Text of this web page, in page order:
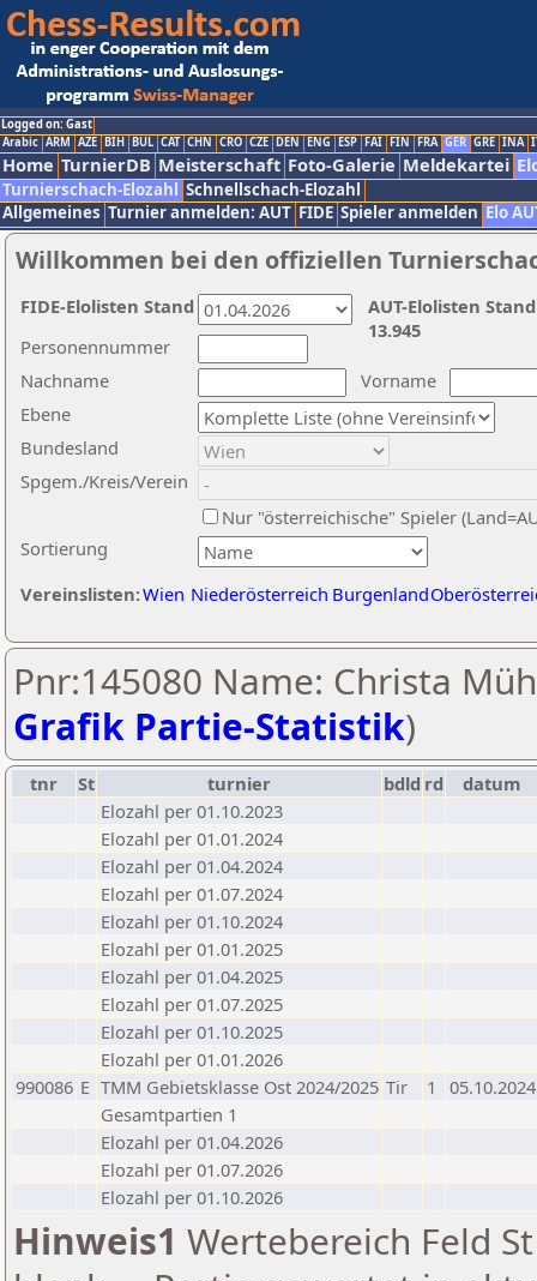
Logged on: Gast
Arabic ARM AZE BIH BUL CAT CHN CRO CZE DEN ENG ESP FAI FIN FRA GER GRE INA
Home TurnierDB Meisterschaft Foto-Galerie Meldekartei
Turnierschach-Elozahl Schnellschach-Elozahl
Allgemeines Turnier anmelden: AUT FIDE Spieler anmelden Elo
Willkommen bei den offiziellen
Nachname
Vorname
Ebene
Sortierung
Personennummer
Bundesland
Spgem./Kreis/Verein
Nur "österreichische" Spieler
Vereinslisten:Wien Niederösterreich Burgenland
AUT-Elolisten
13.945
FIDE-Elolisten Stand
Pnr:145080 Name: Christa
Grafik Partie-Statistik)
tnr St turnier bdld rd
datum
Elozahl per 01.10.2023
Elozahl per 01.01.2024
Elozahl per 01.04.2024
Elozahl per 01.07.2024
Elozahl per 01.10.2024
Elozahl per 01.01.2025
Elozahl per 01.04.2025
Elozahl per 01.07.2025
Elozahl per 01.10.2025
Elozahl per 01.01.2026
990086 E TMM Gebietsklasse Ost 2024/2025 Tir 1
05.10.2024
Gesamtpartien 1
Elozahl per 01.04.2026
Elozahl per 01.07.2026
Elozahl per 01.10.2026
Hinweis1 Wertebereich Feld